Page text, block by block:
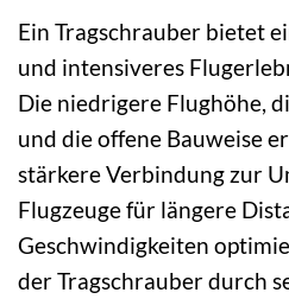
Ein Tragschrauber bietet
und intensiveres
Die niedrigere Flughöhe,
und die offene Bauweise
stärkere Verbindung zur
Flugzeuge für längere
Geschwindigkeiten
der Tragschrauber durch